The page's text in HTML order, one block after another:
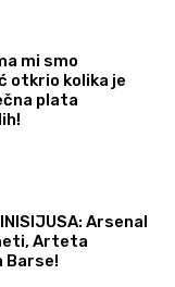
mi smo
otkrio kolika je
plata
Arsenal
Arteta
Barse!